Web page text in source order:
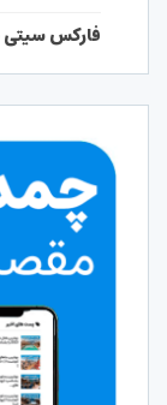
فارکس سیتی